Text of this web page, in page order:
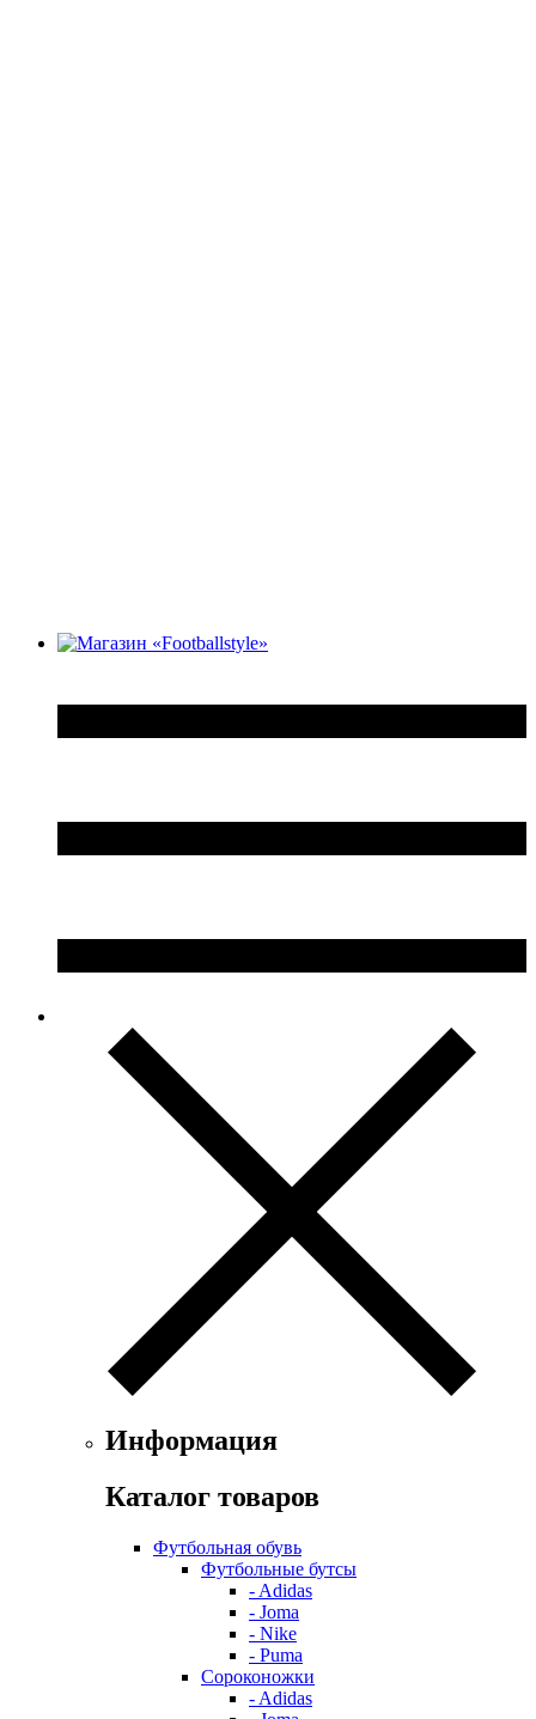
Информация
Каталог товаров
Футбольная обувь
Футбольные бутсы
- Adidas
- Joma
- Nike
- Puma
Сороконожки
- Adidas